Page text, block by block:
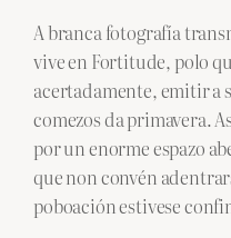
A branca fotografía
vive en Fortitude, polo
acertadamente, emitir a
comezos da primavera.
por un enorme espazo
que non convén
poboación estivese